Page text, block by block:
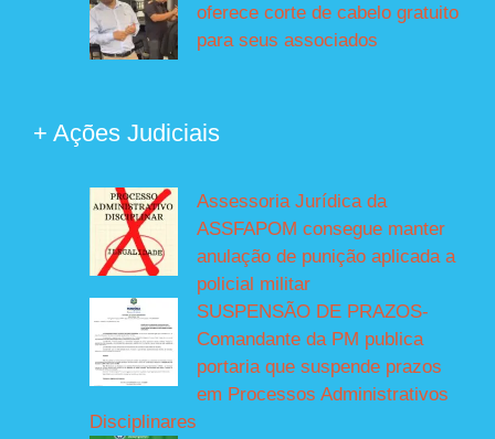
oferece corte de cabelo gratuito
para seus associados
+ Ações Judiciais
Assessoria Jurídica da
ASSFAPOM consegue manter
anulação de punição aplicada a
policial militar
SUSPENSÃO DE PRAZOS-
Comandante da PM publica
portaria que suspende prazos
em Processos Administrativos
Disciplinares